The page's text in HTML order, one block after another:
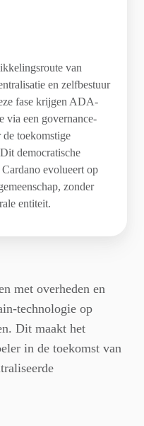
van
en zelfbestuur
fase krijgen ADA-
via een governance-
de toekomstige
democratische
evolueert op
zonder
entiteit.
met overheden en
technologie op
Dit maakt het
in de toekomst van